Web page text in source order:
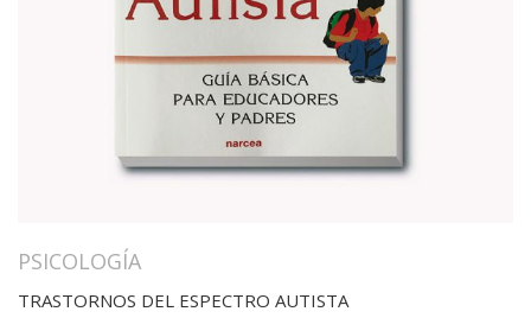
PSICOLOGÍA
TRASTORNOS DEL ESPECTRO AUTISTA